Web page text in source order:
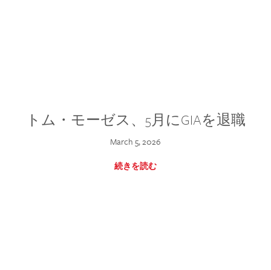
トム・モーゼス、5月にGIAを退職
March 5, 2026
続きを読む